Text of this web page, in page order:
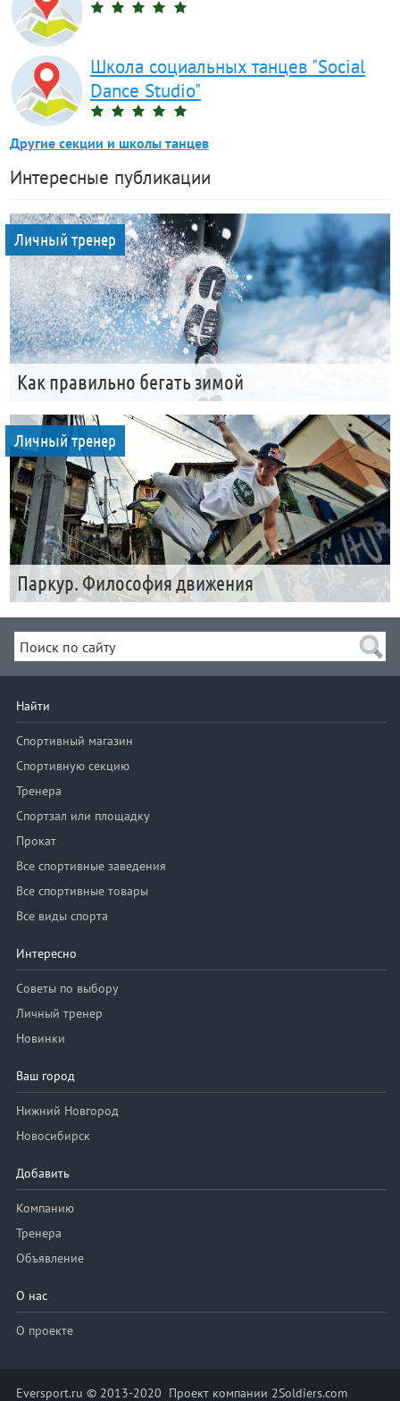
Школа социальных танцев "Social
Dance Studio"
Другие секции и школы танцев
Интересные публикации
Личный тренер
Как правильно бегать зимой
Личный тренер
Паркур. Философия движения
Найти
Спортивный магазин
Спортивную секцию
Тренера
Спортзал или площадку
Прокат
Все спортивные заведения
Все спортивные товары
Все виды спорта
Интересно
Советы по выбору
Личный тренер
Новинки
Ваш город
Нижний Новгород
Новосибирск
Добавить
Компанию
Тренера
Объявление
О нас
О проекте
Eversport.ru © 2013-2020 Проект компании 2Soldiers.com